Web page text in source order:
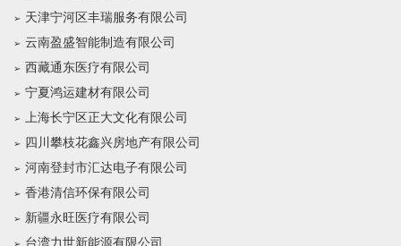
天津宁河区丰瑞服务有限公司
云南盈盛智能制造有限公司
西藏通东医疗有限公司
宁夏鸿运建材有限公司
上海长宁区正大文化有限公司
四川攀枝花鑫兴房地产有限公司
河南登封市汇达电子有限公司
香港清信环保有限公司
新疆永旺医疗有限公司
台湾力世新能源有限公司